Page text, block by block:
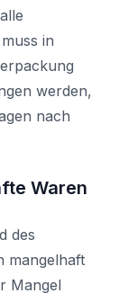
in
werden,
nach
Waren
des
mangelhaft
Mangel